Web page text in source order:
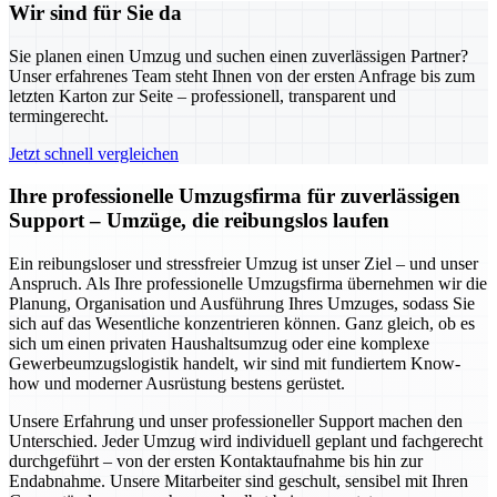
Wir sind für Sie da
Sie planen einen Umzug und suchen einen zuverlässigen Partner?
Unser erfahrenes Team steht Ihnen von der ersten Anfrage bis zum
letzten Karton zur Seite – professionell, transparent und
termingerecht.
Jetzt schnell vergleichen
Ihre professionelle Umzugsfirma für zuverlässigen
Support – Umzüge, die reibungslos laufen
Ein reibungsloser und stressfreier Umzug ist unser Ziel – und unser
Anspruch. Als Ihre professionelle Umzugsfirma übernehmen wir die
Planung, Organisation und Ausführung Ihres Umzuges, sodass Sie
sich auf das Wesentliche konzentrieren können. Ganz gleich, ob es
sich um einen privaten Haushaltsumzug oder eine komplexe
Gewerbeumzugslogistik handelt, wir sind mit fundiertem Know-
how und moderner Ausrüstung bestens gerüstet.
Unsere Erfahrung und unser professioneller Support machen den
Unterschied. Jeder Umzug wird individuell geplant und fachgerecht
durchgeführt – von der ersten Kontaktaufnahme bis hin zur
Endabnahme. Unsere Mitarbeiter sind geschult, sensibel mit Ihren